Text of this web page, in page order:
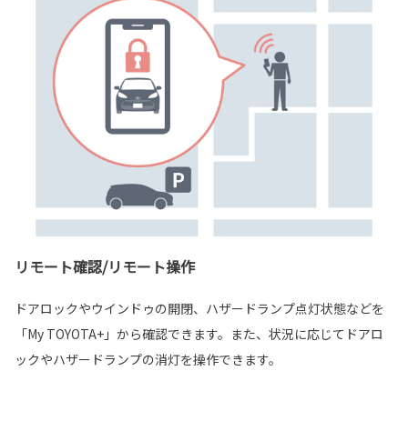
リモート確認/リモート操作
ドアロックやウインドゥの開閉、ハザードランプ点灯状態などを
「My TOYOTA+」から確認できます。また、状況に応じてドアロ
ックやハザードランプの消灯を操作できます。